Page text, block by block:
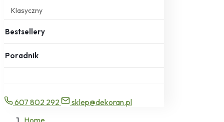
Klasyczny
Bestsellery
Poradnik
607 802 292
sklep@dekoran.pl